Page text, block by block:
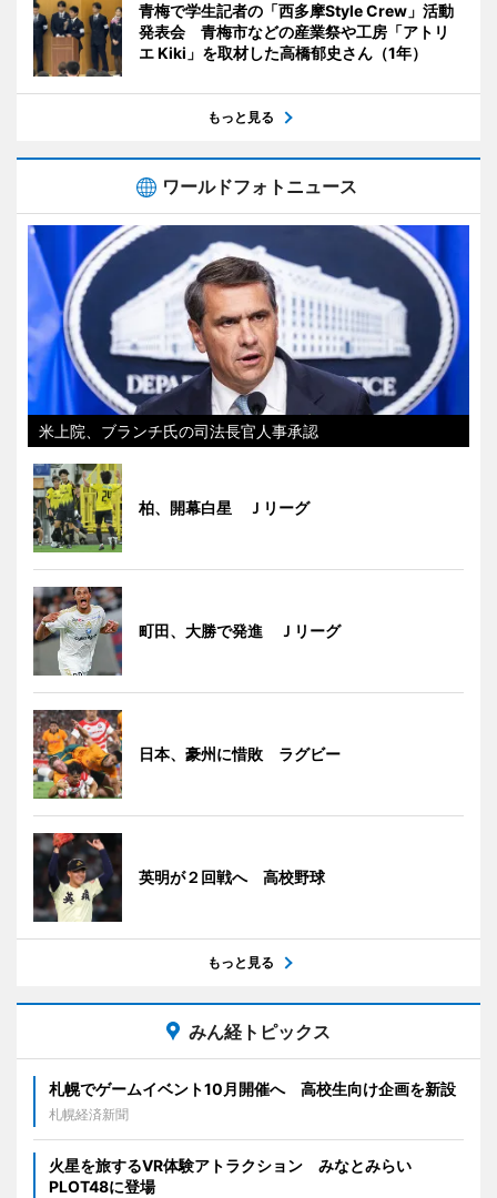
青梅で学生記者の「西多摩Style Crew」活動
発表会 青梅市などの産業祭や工房「アトリ
エ Kiki」を取材した高橋郁史さん（1年）
もっと見る
ワールドフォトニュース
米上院、ブランチ氏の司法長官人事承認
柏、開幕白星 Ｊリーグ
町田、大勝で発進 Ｊリーグ
日本、豪州に惜敗 ラグビー
英明が２回戦へ 高校野球
もっと見る
みん経トピックス
札幌でゲームイベント10月開催へ 高校生向け企画を新設
札幌経済新聞
火星を旅するVR体験アトラクション みなとみらい
PLOT48に登場